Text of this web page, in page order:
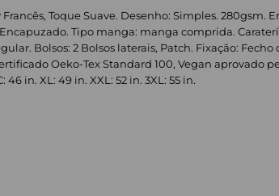
Toque Suave. Desenho: Simples. 280gsm.
Tipo manga: manga comprida.
Bolsos: 2 Bolsos laterais, Patch. Fixação:
Oeko-Tex Standard 100, Vegan aprovado
46 in. XL: 49 in. XXL: 52 in. 3XL: 55 in.